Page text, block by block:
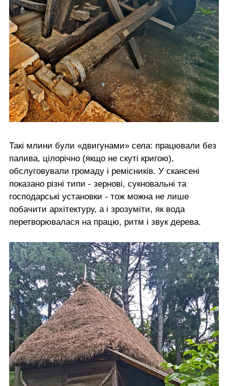
Такі млини були «двигунами» села: працювали без
палива, цілорічно (якщо не скуті кригою),
обслуговували громаду і ремісників. У скансені
показано різні типи - зернові, сукновальні та
господарські установки - тож можна не лише
побачити архітектуру, а і зрозуміти, як вода
перетворювалася на працю, ритм і звук дерева.